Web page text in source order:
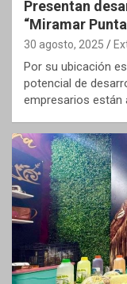
Presentan
“Miramar
30 agosto, 2025
Por su ubicación
potencial de
empresarios están